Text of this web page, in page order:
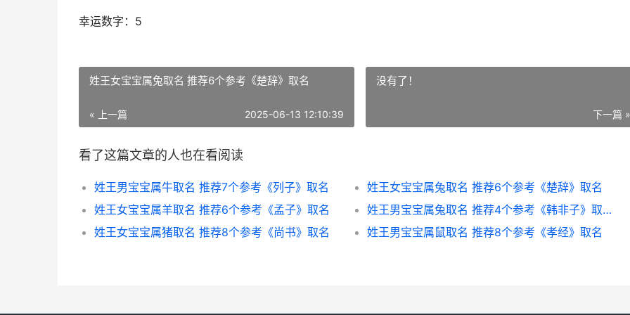
幸运数字：5
姓王女宝宝属兔取名 推荐6个参考《楚辞》取名
« 上一篇 2025-06-13 12:10:39
没有了！
下一篇 »
看了这篇文章的人也在看阅读
姓王男宝宝属牛取名 推荐7个参考《列子》取名
姓王女宝宝属兔取名 推荐6个参考《楚辞》取名
姓王女宝宝属羊取名 推荐6个参考《孟子》取名
姓王男宝宝属兔取名 推荐4个参考《韩非子》取名
姓王女宝宝属猪取名 推荐8个参考《尚书》取名
姓王男宝宝属鼠取名 推荐8个参考《孝经》取名